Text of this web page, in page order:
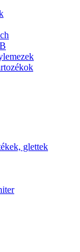
glettek